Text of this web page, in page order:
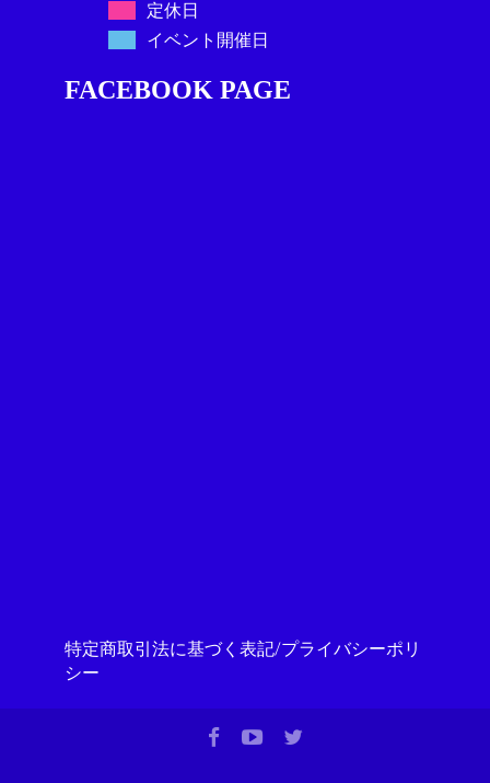
定休日
イベント開催日
FACEBOOK PAGE
特定商取引法に基づく表記/プライバシーポリ
シー